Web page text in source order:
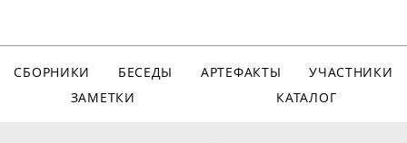
СБОРНИКИ БЕСЕДЫ АРТЕФАКТЫ
УЧАСТНИКИ
ЗАМЕТКИ
КАТАЛОГ